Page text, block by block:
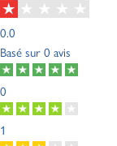
0.0
Basé sur0 avis
0
1